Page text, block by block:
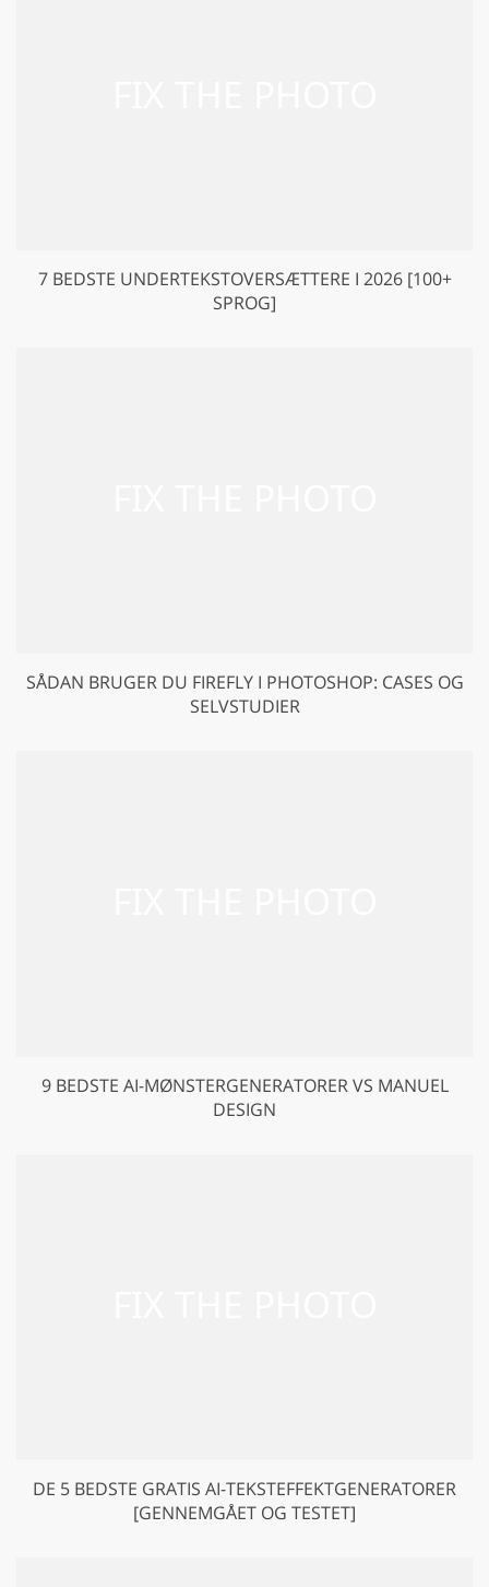
7 BEDSTE UNDERTEKSTOVERSÆTTERE I 2026 [100+
SPROG]
SÅDAN BRUGER DU FIREFLY I PHOTOSHOP: CASES OG
SELVSTUDIER
9 BEDSTE AI-MØNSTERGENERATORER VS MANUEL
DESIGN
DE 5 BEDSTE GRATIS AI-TEKSTEFFEKTGENERATORER
[GENNEMGÅET OG TESTET]